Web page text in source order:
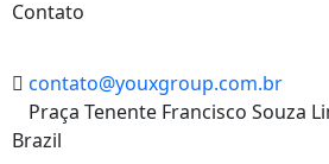
Contato
contato@youxgroup.com.br
Praça Tenente Francisco Souza
Brazil